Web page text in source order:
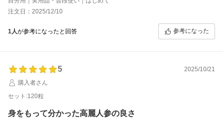
注文日：2025/12/10
1人が参考になったと回答 参考になった
5
2025/10/21
購入者さん
セット:120粒
身をもって分かった高麗人参の良さ